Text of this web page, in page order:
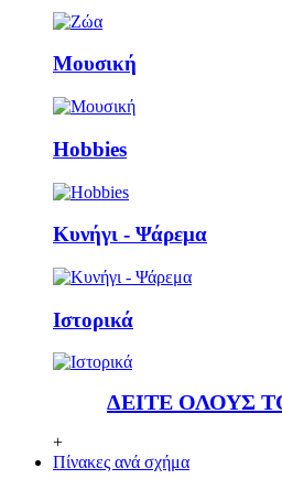
Μουσική
Ηobbies
Κυνήγι - Ψάρεμα
Ιστορικά
ΔΕΙΤΕ ΟΛΟΥΣ
+
Πίνακες ανά σχήμα